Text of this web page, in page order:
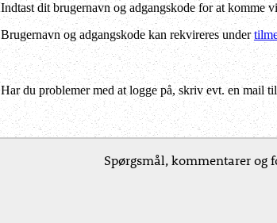
Indtast dit brugernavn og adgangskode for at komme
Brugernavn og adgangskode kan rekvireres under
Har du problemer med at logge på, skriv evt. en mail
Spørgsmål, kommentarer og